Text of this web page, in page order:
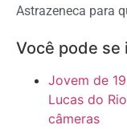
Astrazeneca para
Você pode
Jovem de
Lucas do
câmeras